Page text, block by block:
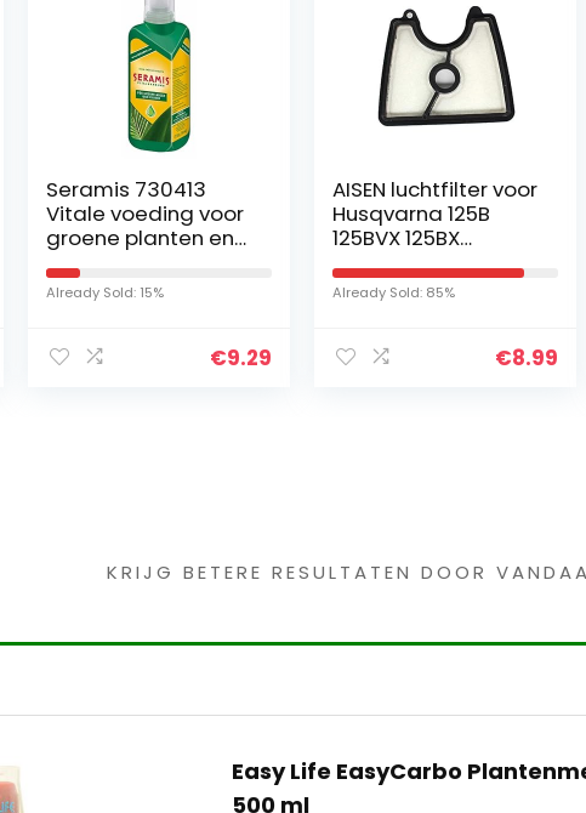
Seramis 730413
Vitale voeding voor
groene planten en
palmen, 500 ml –
plantenmest voor
optimale groei,
Already Sold: 15%
€9.29
AISEN luchtfilter voor
Husqvarna 125B
125BVX 125BX
bladblazer #
545112101
Already Sold: 85%
€8.99
KRIJG BETERE RESULTATEN DOOR
Easy Life EasyCarbo
500 ml